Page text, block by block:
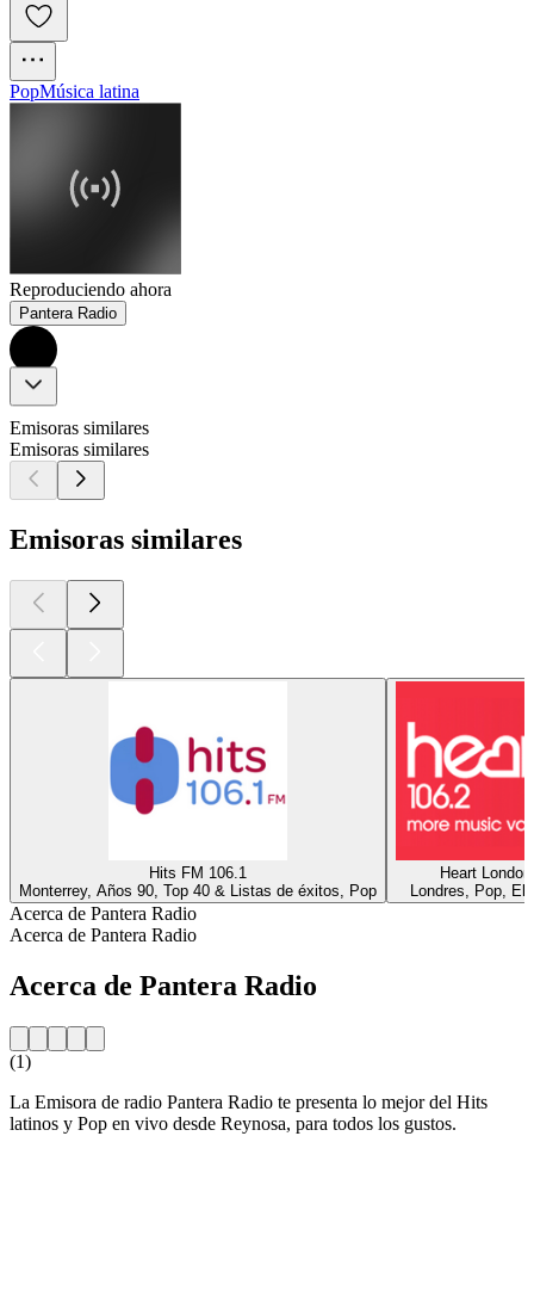
PopMúsica latina
Reproduciendo ahora
Pantera Radio
Emisoras similares
Emisoras similares
Emisoras similares
Hits FM 106.1
Monterrey, Años 90, Top 40 & Listas de éxitos, Pop
Heart London
Londres, Pop,
Acerca de Pantera Radio
Acerca de Pantera Radio
Acerca de Pantera Radio
(1)
La Emisora de radio Pantera Radio te presenta lo mejor del Hits
latinos y Pop en vivo desde Reynosa, para todos los gustos.